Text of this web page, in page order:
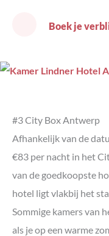
Boek je
#3 City Box Antwerp
Afhankelijk van de
€83 per nacht in het
van de goedkoopste
hotel ligt vlakbij het
Sommige kamers van
als je op een warme